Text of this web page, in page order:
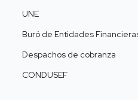
UNE
Buró de Entidades
Despachos de cobranza
CONDUSEF